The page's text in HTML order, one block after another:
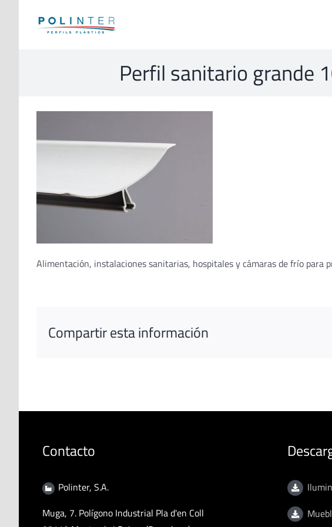
Perfil sanitario grande
Alimentación, instalaciones sanitarias, hospitales y cámaras de frío para
Compartir esta información
Contacto
Polinter, S.A.
Muga, 7. Polígono Industrial Pla d'en Coll